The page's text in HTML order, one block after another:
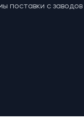
поставки с